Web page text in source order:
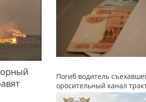
Погиб водитель
оросительный канал